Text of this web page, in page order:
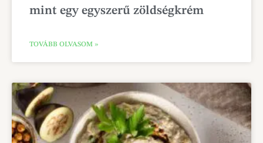
mint egy egyszerű zöldségkrém
TOVÁBB OLVASOM »